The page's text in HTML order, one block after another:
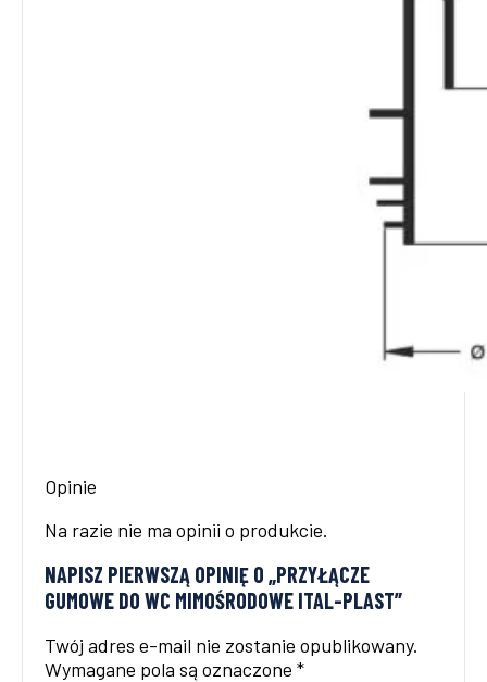
Opinie
Na razie nie ma opinii o produkcie.
NAPISZ PIERWSZĄ OPINIĘ O „PRZYŁĄCZE
GUMOWE DO WC MIMOŚRODOWE ITAL-PLAST”
Twój adres e-mail nie zostanie opublikowany.
Wymagane pola są oznaczone *